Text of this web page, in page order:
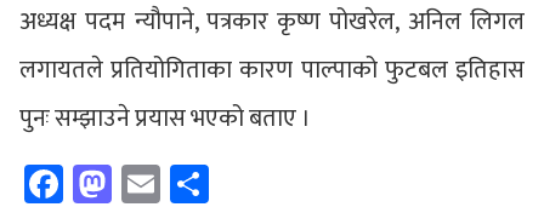
अध्यक्ष पदम न्यौपाने, पत्रकार कृष्ण पोखरेल, अनिल लिगल
लगायतले प्रतियोगिताका कारण पाल्पाको फुटबल इतिहास
पुनः सम्झाउने प्रयास भएको बताए ।
Facebook
Mastodon
Email